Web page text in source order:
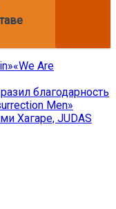
«We Are
благодарность
Men»
Хагаре, JUDAS